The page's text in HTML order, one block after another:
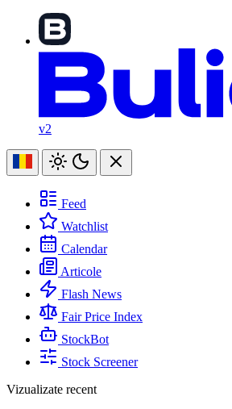
v2
Feed
Watchlist
Calendar
Articole
Flash News
Fair Price Index
StockBot
Stock Screener
Vizualizate recent